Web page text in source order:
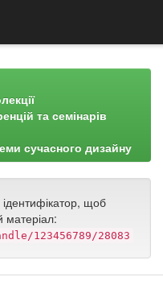
та семінарів
сучасного дизайну
щоб
матеріал:
123456789/28083